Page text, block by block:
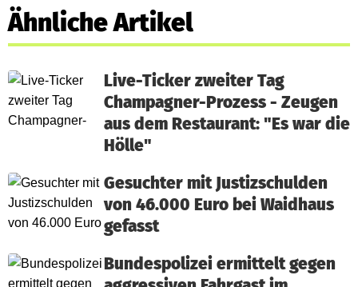
Ähnliche Artikel
Live-Ticker zweiter Tag
Champagner-Prozess - Zeugen
aus dem Restaurant: "Es war die
Hölle"
Gesuchter mit Justizschulden
von 46.000 Euro bei Waidhaus
gefasst
Bundespolizei ermittelt gegen